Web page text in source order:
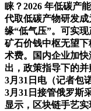
睐？2026 年低碳产
代取低碳产物研发
缘“低气压”。可实
矿石价钱中枢无望
术费。国内企业加
出，政策指导下的
3月31日电（记者包
3月31日接管俄罗斯
显示，区块链手艺实